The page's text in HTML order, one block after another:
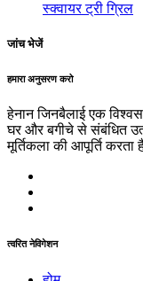
स्क्वायर ट्री ग्रिल
जांच भेजें
हमारा अनुसरण करो
हेनान जिनबैलाई एक
घर और बगीचे से संबंधित
मूर्तिकला की आपूर्ति करता
त्वरित नेविगेशन